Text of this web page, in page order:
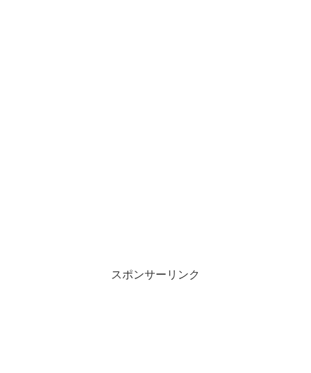
スポンサーリンク